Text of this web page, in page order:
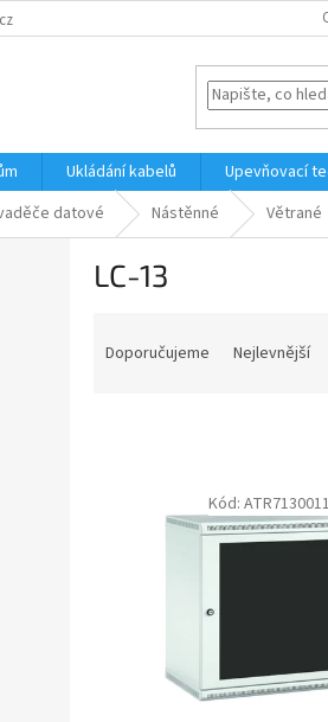
Ukládání kabelů Upevňovací
datové Nástěnné Větrané
LC-13
Doporučujeme Nejlevnější
Kód: